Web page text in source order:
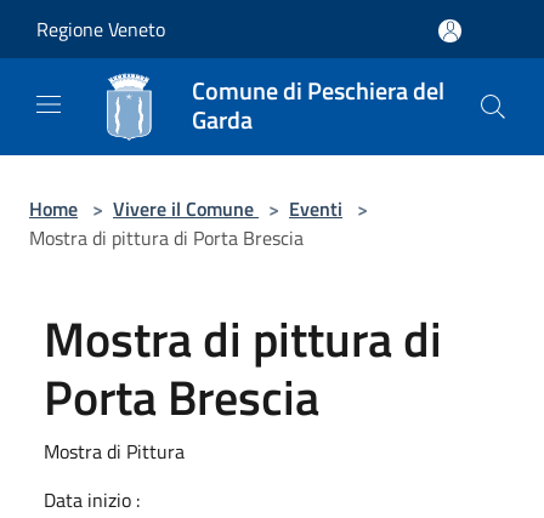
Regione Veneto
Comune di Peschiera del
Garda
Home > Vivere il Comune > Eventi >
Mostra di pittura di Porta Brescia
Mostra di pittura di
Porta Brescia
Mostra di Pittura
Data inizio :